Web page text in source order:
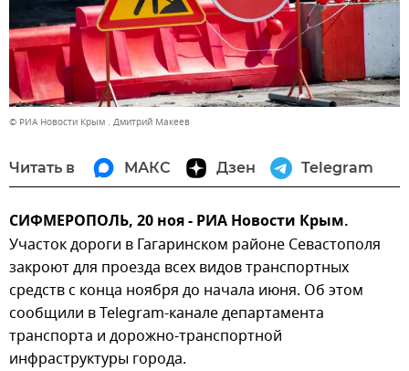
© РИА Новости Крым . Дмитрий Макеев
Читать в МАКС Дзен Telegram
СИФМЕРОПОЛЬ, 20 ноя - РИА Новости Крым.
Участок дороги в Гагаринском районе Севастополя
закроют для проезда всех видов транспортных
средств с конца ноября до начала июня. Об этом
сообщили в Telegram-канале департамента
транспорта и дорожно-транспортной
инфраструктуры города.